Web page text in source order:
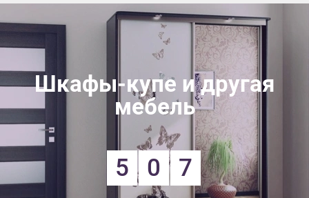
Шкафы-купе и другая
мебель
5 0 7